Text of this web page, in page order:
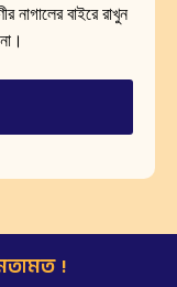
নাগালের বাইরে রাখুন
!